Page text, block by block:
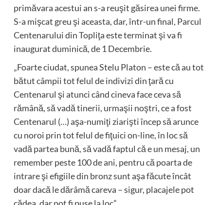
primăvara acestui an s-a reuşit găsirea unei firme.
S-a mişcat greu şi aceasta, dar, într-un final, Parcul
Centenarului din Topliţa este terminat şi va fi
inaugurat duminică, de 1 Decembrie.
„Foarte ciudat, spunea Stelu Platon – este că au tot
bătut câmpii tot felul de indivizi din ţară cu
Centenarul şi atunci când cineva face ceva să
rămână, să vadă tinerii, urmaşii noştri, ce a fost
Centenarul (…) aşa-numiţi ziarişti încep să arunce
cu noroi prin tot felul de fiţuici on-line, în loc să
vadă partea bună, să vadă faptul că e un mesaj, un
remember peste 100 de ani, pentru că poarta de
intrare şi efigiile din bronz sunt aşa făcute încât
doar dacă le dărâmă careva – sigur, placajele pot